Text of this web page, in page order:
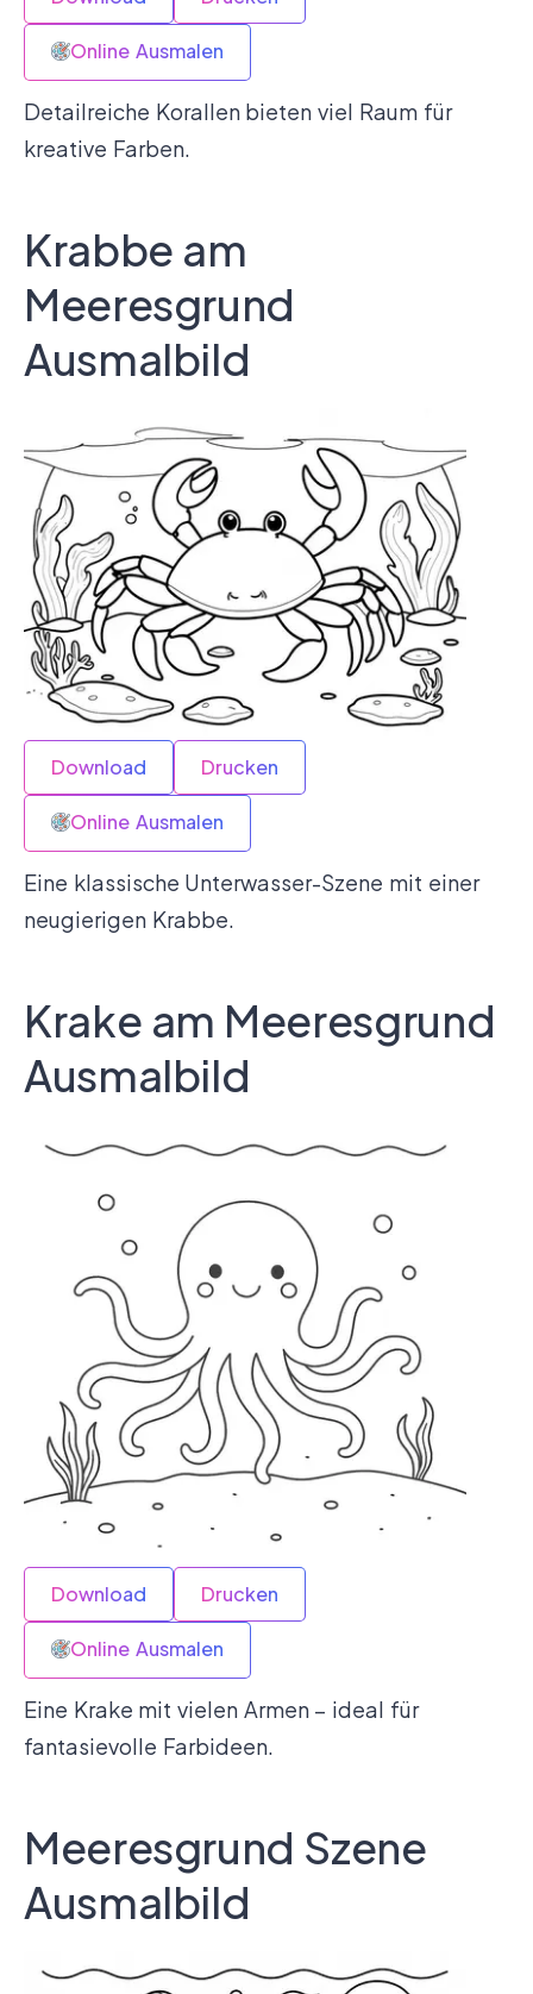
Online Ausmalen
Detailreiche Korallen bieten viel Raum für
kreative Farben.
Krabbe am
Meeresgrund
Ausmalbild
Download Drucken
Online Ausmalen
Eine klassische Unterwasser-Szene mit einer
neugierigen Krabbe.
Krake am Meeresgrund
Ausmalbild
Download Drucken
Online Ausmalen
Eine Krake mit vielen Armen – ideal für
fantasievolle Farbideen.
Meeresgrund Szene
Ausmalbild